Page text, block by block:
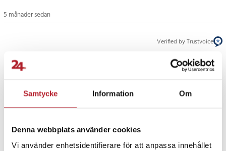
Samtycke Information Om
Denna webbplats använder cookies
Vi använder enhetsidentifierare för att anpassa innehållet
fri från kvicksilver och uppfyller CE-, EMC- och RoHS-standarder,
- Sockel: E14
- Effekt: 8,5 W
- Färgtemperatur: 6000 K (kallvit)
- Spänning: 220–240 V AC
- Spridningsvinkel: 180°
- Antal dioder: 16 st (typ 2835)
5 månader sedan
Verified by Trustvoice
UTFÖRSÄLJNING